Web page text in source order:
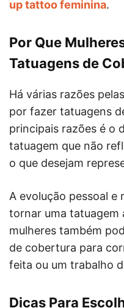
up tattoo feminina.
Por Que
Tatuagens de
Há várias razões
por fazer tatuagens
principais razões é o
tatuagem que não
o que desejam
A evolução pessoal e
tornar uma tatuagem
mulheres também
de cobertura para
feita ou um trabalho
Dicas Para